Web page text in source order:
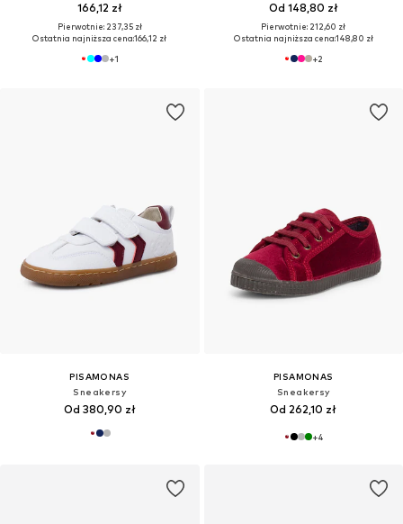
166,12 zł
Pierwotnie: 237,35 zł
Ostatnia najniższa cena:166,12 zł
+1
Od 148,80 zł
Pierwotnie: 212,60 zł
Ostatnia najniższa cena:148,80 zł
+2
PISAMONAS
Sneakersy
Od 380,90 zł
PISAMONAS
Sneakersy
Od 262,10 zł
+4